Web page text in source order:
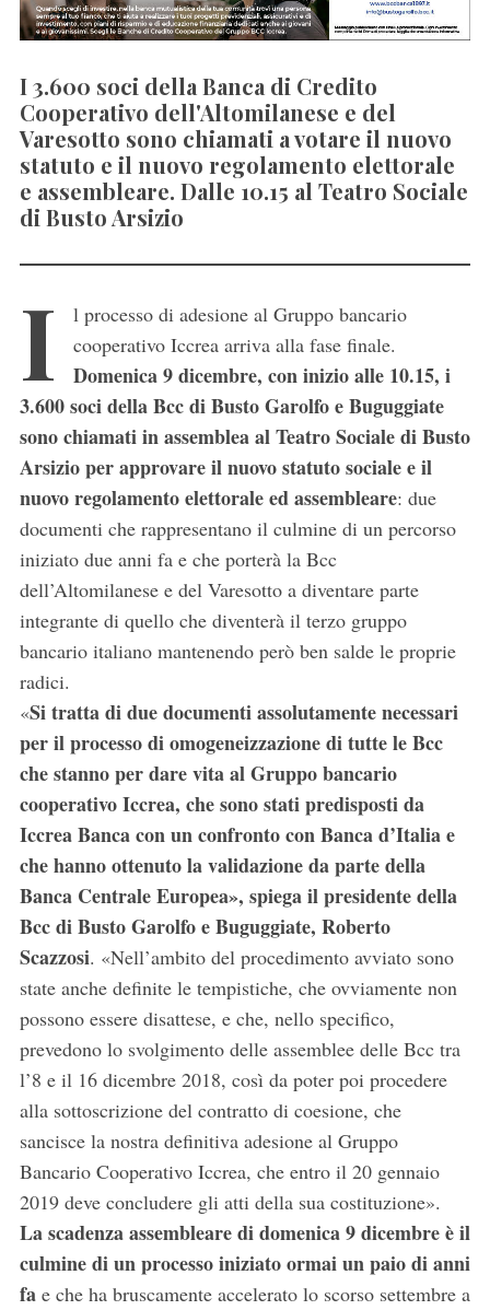
I 3.600 soci della Banca di Credito
Cooperativo dell'Altomilanese e del
Varesotto sono chiamati a votare il nuovo
statuto e il nuovo regolamento elettorale
e assembleare. Dalle 10.15 al Teatro Sociale
di Busto Arsizio
I
l processo di adesione al Gruppo bancario
cooperativo Iccrea arriva alla fase finale.
Domenica 9 dicembre, con inizio alle 10.15, i
3.600 soci della Bcc di Busto Garolfo e Buguggiate
sono chiamati in assemblea al Teatro Sociale di Busto
Arsizio per approvare il nuovo statuto sociale e il
nuovo regolamento elettorale ed assembleare: due
documenti che rappresentano il culmine di un percorso
iniziato due anni fa e che porterà la Bcc
dell’Altomilanese e del Varesotto a diventare parte
integrante di quello che diventerà il terzo gruppo
bancario italiano mantenendo però ben salde le proprie
radici.
«Si tratta di due documenti assolutamente necessari
per il processo di omogeneizzazione di tutte le Bcc
che stanno per dare vita al Gruppo bancario
cooperativo Iccrea, che sono stati predisposti da
Iccrea Banca con un confronto con Banca d’Italia e
che hanno ottenuto la validazione da parte della
Banca Centrale Europea», spiega il presidente della
Bcc di Busto Garolfo e Buguggiate, Roberto
Scazzosi. «Nell’ambito del procedimento avviato sono
state anche definite le tempistiche, che ovviamente non
possono essere disattese, e che, nello specifico,
prevedono lo svolgimento delle assemblee delle Bcc tra
l’8 e il 16 dicembre 2018, così da poter poi procedere
alla sottoscrizione del contratto di coesione, che
sancisce la nostra definitiva adesione al Gruppo
Bancario Cooperativo Iccrea, che entro il 20 gennaio
2019 deve concludere gli atti della sua costituzione».
La scadenza assembleare di domenica 9 dicembre è il
culmine di un processo iniziato ormai un paio di anni
fae che ha bruscamente accelerato lo scorso settembre a